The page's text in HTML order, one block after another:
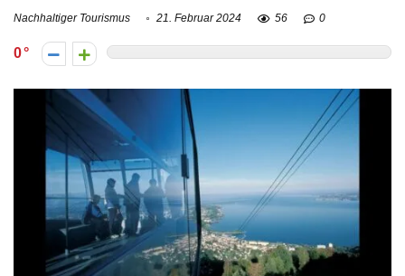
Nachhaltiger Tourismus 21. Februar 2024 56 0
0